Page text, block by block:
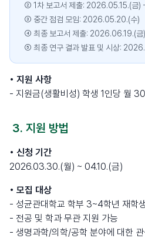
② 1차 보고서 제출: 2026.05.15.(금)
③ 중간 점검 모임: 2026.05.20.(수)
④ 최종 보고서 제출: 2026.06.19.(금
⑤ 최종 연구 결과 발표 및 시상:
• 지원 사항
- 지원금(생활비성) 학생 1인당 월
3. 지원 방법
• 신청 기간
2026.03.30.(월) ~ 04.10.(금)
• 모집 대상
- 성균관대학교 학부 3~4학년 재학생
- 전공 및 학과 무관 지원 가능
- 생명과학/의학/공학 분야에 대한